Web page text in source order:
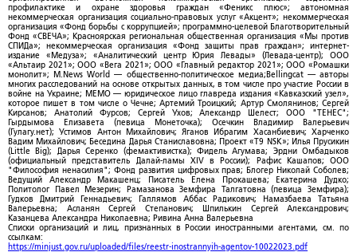
профилактике и охране здоровья граждан «Феникс плюс»; автономная
некоммерческая организация социально-правовых услуг «Акцент»; некоммерческая
организация «Фонд борьбы с коррупцией»; программно-целевой Благотворительный
Фонд «СВЕЧА»; Красноярская региональная общественная организация «Мы против
СПИДа»; некоммерческая организация «Фонд защиты прав граждан»; интернет-
издание «Медуза»; «Аналитический центр Юрия Левады» (Левада-центр); ООО
«Альтаир 2021»; ООО «Вега 2021»; ООО «Главный редактор 2021»; ООО «Ромашки
монолит»; M.News World — общественно-политическое медиа;Bellingcat — авторы
многих расследований на основе открытых данных, в том числе про участие России в
войне на Украине; МЕМО — юридическое лицо главреда издания «Кавказский узел»,
которое пишет в том числе о Чечне; Артемий Троицкий; Артур Смолянинов; Сергей
Кирсанов; Анатолий Фурсов; Сергей Ухов; Александр Шелест; ООО "ТЕНЕС";
Гырдымова Елизавета (певица Монеточка); Осечкин Владимир Валерьевич
(Гулагу.нет); Устимов Антон Михайлович; Яганов Ибрагим Хасанбиевич; Харченко
Вадим Михайлович; Беседина Дарья Станиславовна; Проект «T9 NSK»; Илья Прусикин
(Little Big); Дарья Серенко (фемактивистка); Фидель Агумава; Эрдни Омбадыков
(официальный представитель Далай-ламы XIV в России); Рафис Кашапов; ООО
"Философия ненасилия"; Фонд развития цифровых прав; Блогер Николай Соболев;
Ведущий Александр Макашенц; Писатель Елена Прокашева; Екатерина Дудко;
Политолог Павел Мезерин; Рамазанова Земфира Талгатовна (певица Земфира);
Гудков Дмитрий Геннадьевич; Галлямов Аббас Радикович; Намазбаева Татьяна
Валерьевна; Асланян Сергей Степанович; Шпилькин Сергей Александрович;
Казанцева Александра Николаевна; Ривина Анна Валерьевна
Списки организаций и лиц, признанных в России иностранными агентами, см. по
ссылкам:
https://minjust.gov.ru/uploaded/files/reestr-inostrannyih-agentov-10022023.pdf